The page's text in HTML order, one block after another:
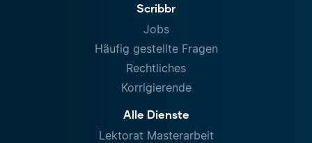
Scribbr
Jobs
Häufig gestellte Fragen
Rechtliches
Korrigierende
Alle Dienste
Lektorat Masterarbeit